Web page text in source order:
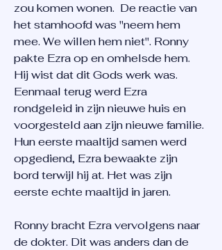
zou komen wonen. De reactie van
het stamhoofd was "neem hem
mee. We willen hem niet". Ronny
pakte Ezra op en omhelsde hem.
Hij wist dat dit Gods werk was.
Eenmaal terug werd Ezra
rondgeleid in zijn nieuwe huis en
voorgesteld aan zijn nieuwe familie.
Hun eerste maaltijd samen werd
opgediend, Ezra bewaakte zijn
bord terwijl hij at. Het was zijn
eerste echte maaltijd in jaren.
Ronny bracht Ezra vervolgens naar
de dokter. Dit was anders dan de